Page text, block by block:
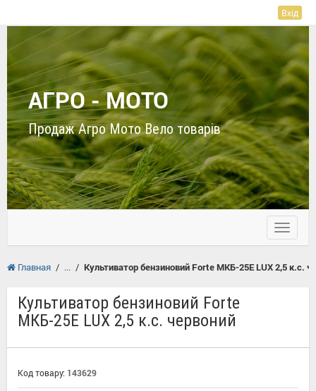
Вхід
АГРО - МОТО
Продаж Агро Мото Вело товарів
Toggle
Главная / / Культиватор бензиновий Forte МКБ-25E LUX 2,5 к.с.
Культиватор бензиновий Forte
МКБ-25E LUX 2,5 к.с. червоний
Код товару: 143629